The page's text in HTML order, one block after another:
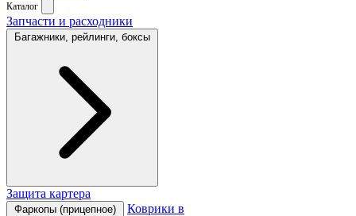
Каталог
Запчасти и расходники
Багажники, рейлинги, боксы
Защита картера
Фаркопы (прицепное) Коврики в